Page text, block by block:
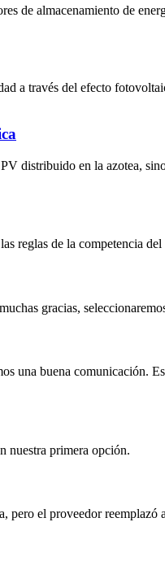
de almacenamiento de
a través del efecto
distribuido en la azotea,
reglas de la competencia
gracias,
una buena comunicación.
nuestra primera opción.
el proveedor reemplazó